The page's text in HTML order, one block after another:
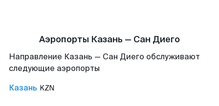
Аэропорты Казань — Сан Диего
Направление Казань — Сан Диего обслуживают
следующие аэропорты
Казань KZN